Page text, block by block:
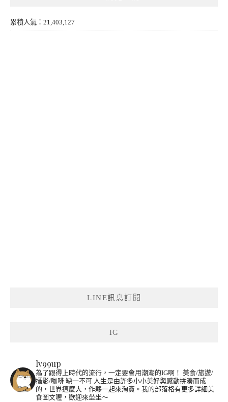
累積人氣：21,403,127
LINE訊息訂閱
IG
lv99up
為了跟得上時代的流行，一定要會用潮潮的IG啊！ 美食/旅遊/
攝影/咖啡 缺一不可 人生是由許多小小美好與感動拼湊而成
的，世界這麼大，作夥一起來淘寶。我的部落格有更多詳細美
食圖文喔，歡迎來坐坐～